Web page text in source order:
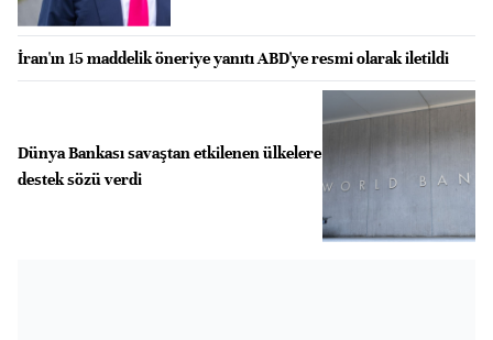
İran'ın 15 maddelik öneriye yanıtı ABD'ye resmi olarak iletildi
Dünya Bankası savaştan etkilenen ülkelere
destek sözü verdi